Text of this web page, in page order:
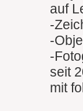
auf
-
-
-
seit
mit